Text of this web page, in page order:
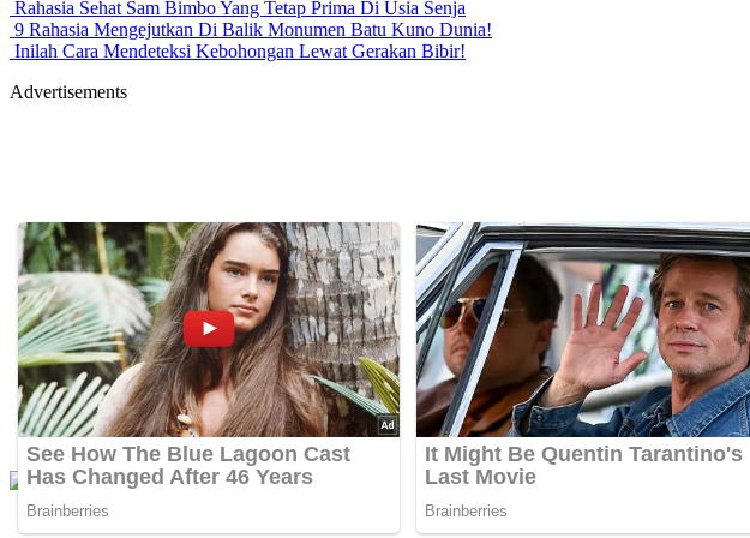
Rahasia Sehat Sam Bimbo Yang Tetap Prima Di Usia Senja
9 Rahasia Mengejutkan Di Balik Monumen Batu Kuno Dunia!
Inilah Cara Mendeteksi Kebohongan Lewat Gerakan Bibir!
Advertisements